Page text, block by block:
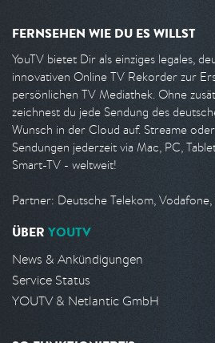
FERNSEHEN WIE DU ES WILLST
YouTV bietet Dir als einziges legales,
innovativen Online TV Rekorder zur
persönlichen TV Mediathek. Ohne
zeichnest du jede Sendung des
Wunsch in der Cloud auf. Streame
Sendungen jederzeit via Mac, PC,
Smart-TV - weltweit!
Partner: Deutsche Telekom,
ÜBER YOUTV
News & Ankündigungen
Service Status
YOUTV & Netlantic GmbH